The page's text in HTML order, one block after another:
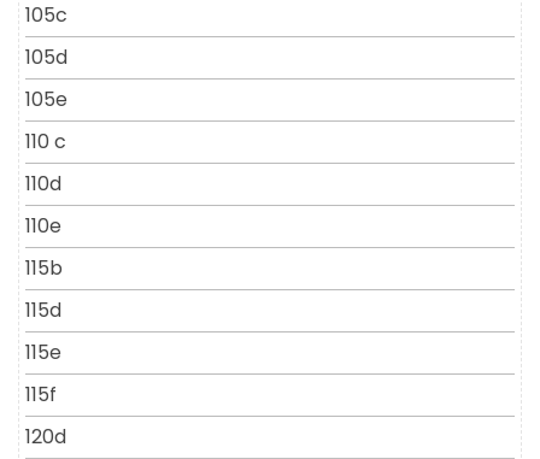
105c
105d
105e
110 c
110d
110e
115b
115d
115e
115f
120d